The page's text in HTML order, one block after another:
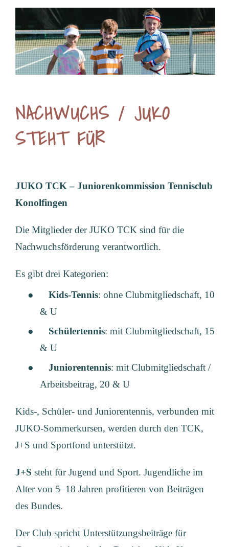
NACHWUCHS / JUKO
STEHT FÜR
JUKO TCK – Juniorenkommission Tennisclub
Konolfingen
Die Mitglieder der JUKO TCK sind für die
Nachwuchsförderung verantwortlich.
Es gibt drei Kategorien:
●
Kids-Tennis: ohne Clubmitgliedschaft, 10
& U
●
Schülertennis: mit Clubmitgliedschaft, 15
& U
●
Juniorentennis: mit Clubmitgliedschaft /
Arbeitsbeitrag, 20 & U
Kids-, Schüler- und Juniorentennis, verbunden mit
JUKO-Sommerkursen, werden durch den TCK,
J+S und Sportfond unterstützt.
J+S steht für Jugend und Sport. Jugendliche im
Alter von 5–18 Jahren profitieren von Beiträgen
des Bundes.
Der Club spricht Unterstützungsbeiträge für